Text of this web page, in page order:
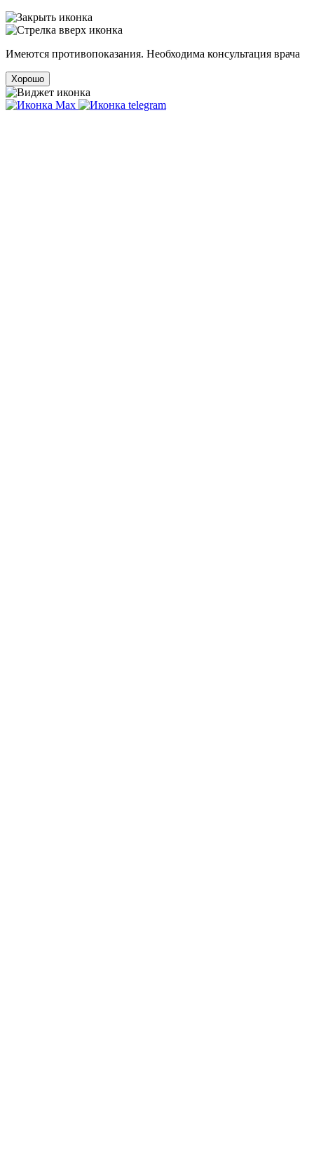
Имеются противопоказания. Необходима консультация врача
Хорошо